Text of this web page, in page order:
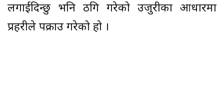
लगाईदिन्छु भनि ठगि गरेको उजुरीका आधारमा
प्रहरीले पक्राउ गरेको हो ।